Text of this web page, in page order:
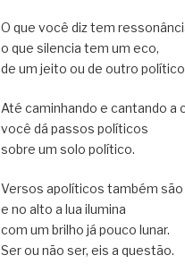
O que você diz tem
o que silencia tem um eco,
de um jeito ou de outro
Até caminhando e cantando a
você dá passos políticos
sobre um solo político.
Versos apolíticos também
e no alto a lua ilumina
com um brilho já pouco lunar.
Ser ou não ser, eis a questão.